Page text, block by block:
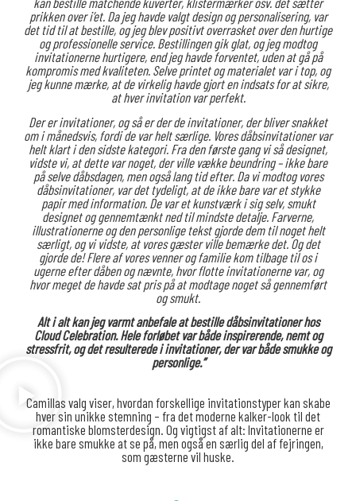
prikken over i’et. Da jeg havde valgt design og personalisering, var
det tid til at bestille, og jeg blev positivt overrasket over den hurtige
og professionelle service. Bestillingen gik glat, og jeg modtog
invitationerne hurtigere, end jeg havde forventet, uden at gå på
kompromis med kvaliteten. Selve printet og materialet var i top, og
jeg kunne mærke, at de virkelig havde gjort en indsats for at sikre,
at hver invitation var perfekt.
Der er invitationer, og så er der de invitationer, der bliver snakket
om i månedsvis, fordi de var helt særlige. Vores dåbsinvitationer var
helt klart i den sidste kategori. Fra den første gang vi så designet,
vidste vi, at dette var noget, der ville vække beundring – ikke bare
på selve dåbsdagen, men også lang tid efter. Da vi modtog vores
dåbsinvitationer, var det tydeligt, at de ikke bare var et stykke
papir med information. De var et kunstværk i sig selv, smukt
designet og gennemtænkt ned til mindste detalje. Farverne,
illustrationerne og den personlige tekst gjorde dem til noget helt
særligt, og vi vidste, at vores gæster ville bemærke det. Og det
gjorde de! Flere af vores venner og familie kom tilbage til os i
ugerne efter dåben og nævnte, hvor flotte invitationerne var, og
hvor meget de havde sat pris på at modtage noget så gennemført
og smukt.
Alt i alt kan jeg varmt anbefale at bestille dåbsinvitationer hos
Cloud Celebration. Hele forløbet var både inspirerende, nemt og
stressfrit, og det resulterede i invitationer, der var både smukke og
personlige.”
Camillas valg viser, hvordan forskellige invitationstyper kan skabe
hver sin unikke stemning – fra det moderne kalker-look til det
romantiske blomsterdesign. Og vigtigst af alt: Invitationerne er
ikke bare smukke at se på, men også en særlig del af fejringen,
som gæsterne vil huske.